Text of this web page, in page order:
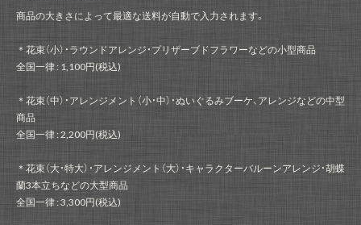
商品の大きさによって最適な送料が自動で入力されます。
＊花束（小）・ラウンドアレンジ・プリザーブドフラワーなどの小型商品
全国一律 : 1,100円(税込)
＊花束（中）・アレンジメント（小・中）・ぬいぐるみブーケ、アレンジなどの中型
商品
全国一律 : 2,200円(税込)
＊花束（大・特大）・アレンジメント（大）・キャラクターバルーンアレンジ・胡蝶
蘭3本立ちなどの大型商品
全国一律 : 3,300円(税込)